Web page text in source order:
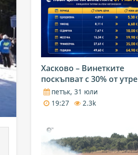
Хасково – Винетките
поскъпват с 30% от утре
петък, 31 юли
19:27
2.3k